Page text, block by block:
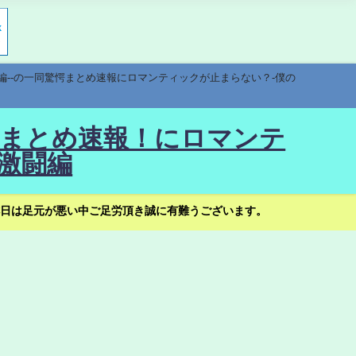
の一同驚愕まとめ速報にロマンティックが止まらない？-僕の
とめ速報！にロマンテ
闘編
足元が悪い中ご足労頂き誠に有難うございます。